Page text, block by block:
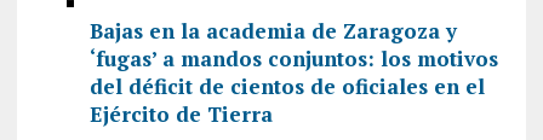
Bajas en la academia de Zaragoza y
‘fugas’ a mandos conjuntos: los motivos
del déficit de cientos de oficiales en el
Ejército de Tierra